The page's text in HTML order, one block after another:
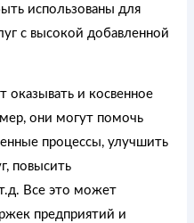
использованы для
с высокой добавленной
оказывать и косвенное
они могут помочь
процессы, улучшить
повысить
Все это может
предприятий и